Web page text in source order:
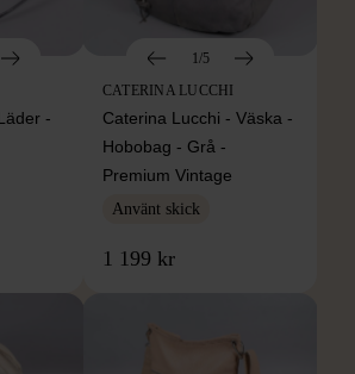
-
1/5
CATERINA LUCCHI
Caterina Lucchi - Väska -
Hobobag - Grå -
Premium Vintage
Använt skick
1 199 kr